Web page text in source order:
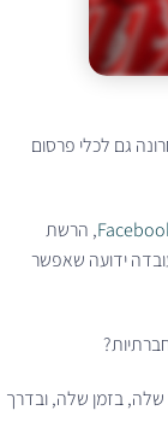
גם לכלי פרסום
, הרשת
ידועה שאפשר
שלה, בזמן שלה, ובדרך